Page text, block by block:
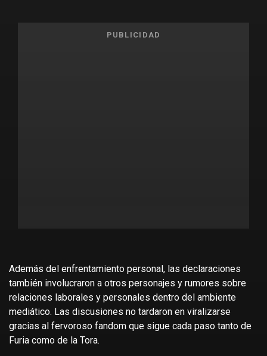
PUBLICIDAD
Además del enfrentamiento personal, las declaraciones
también involucraron a otros personajes y rumores sobre
relaciones laborales y personales dentro del ambiente
mediático. Las discusiones no tardaron en viralizarse
gracias al fervoroso fandom que sigue cada paso tanto de
Furia como de la Tora.